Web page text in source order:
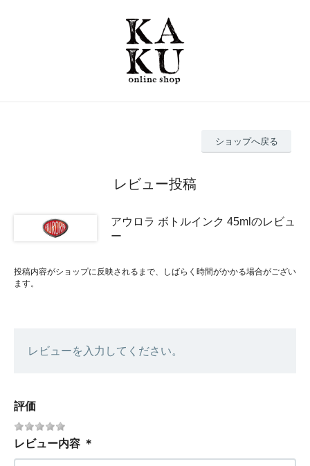
ショップへ戻る
レビュー投稿
アウロラ ボトルインク 45mlのレビュ
ー
投稿内容がショップに反映されるまで、しばらく時間がかかる場合がござい
ます。
レビューを入力してください。
評価
レビュー内容 ＊